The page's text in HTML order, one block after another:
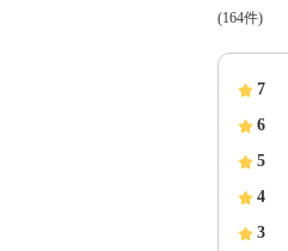
(164件)
7
6
5
4
3